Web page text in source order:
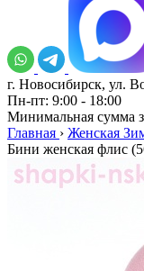
г. Новосибирск, ул.
Пн-пт: 9:00 - 18:00
Минимальная сумма
Главная › Женская
Бини женская флис